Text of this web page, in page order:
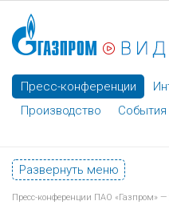
Пресс-конференции
Производство
События
Развернуть меню
Пресс-конференции ПАО «Газпром» —